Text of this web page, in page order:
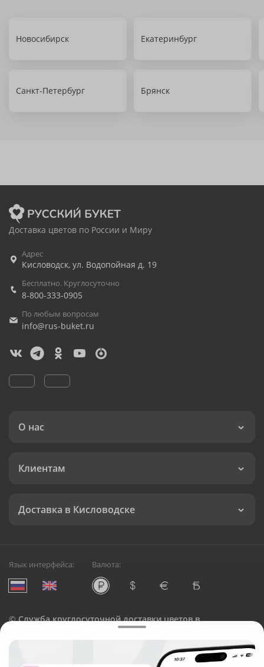
Новосибирск Екатеринбург
Санкт-Петербург Брянск
Доставка цветов по России и Миру
Адрес
Кисловодск, ул. Водопойная д. 19
Бесплатно. Круглосуточно
8-800-333-0905
По любым вопросам
info@rus-buket.ru
О нас
Клиентам
Доставка в Кисловодске
Язык интерфейса: Валюта:
©Служба круглосуточной доставки цветов в
Русский Букет, 2026
Общество с ограниченной ответственностью «Технология»